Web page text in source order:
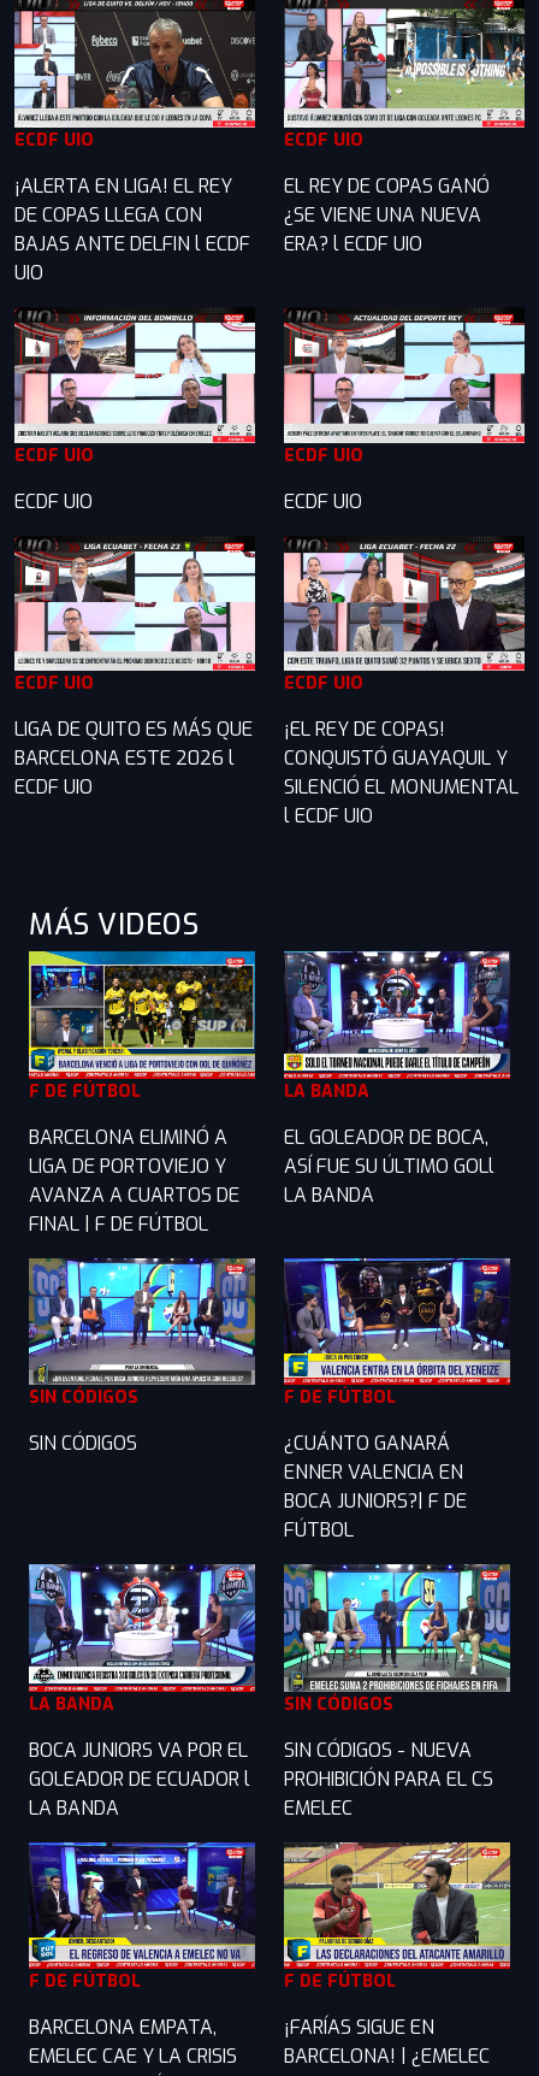
ECDF UIO
¡ALERTA EN LIGA! EL REY
DE COPAS LLEGA CON
BAJAS ANTE DELFIN l ECDF
UIO
ECDF UIO
EL REY DE COPAS GANÓ
¿SE VIENE UNA NUEVA
ERA? l ECDF UIO
ECDF UIO
ECDF UIO
ECDF UIO
ECDF UIO
ECDF UIO
LIGA DE QUITO ES MÁS QUE
BARCELONA ESTE 2026 l
ECDF UIO
ECDF UIO
¡EL REY DE COPAS!
CONQUISTÓ GUAYAQUIL Y
SILENCIÓ EL MONUMENTAL
l ECDF UIO
MÁS VIDEOS
F DE FÚTBOL
BARCELONA ELIMINÓ A
LIGA DE PORTOVIEJO Y
AVANZA A CUARTOS DE
FINAL | F DE FÚTBOL
LA BANDA
EL GOLEADOR DE BOCA,
ASÍ FUE SU ÚLTIMO GOLl
LA BANDA
SIN CÓDIGOS
SIN CÓDIGOS
F DE FÚTBOL
¿CUÁNTO GANARÁ
ENNER VALENCIA EN
BOCA JUNIORS?| F DE
FÚTBOL
LA BANDA
BOCA JUNIORS VA POR EL
GOLEADOR DE ECUADOR l
LA BANDA
SIN CÓDIGOS
SIN CÓDIGOS - NUEVA
PROHIBICIÓN PARA EL CS
EMELEC
F DE FÚTBOL
BARCELONA EMPATA,
EMELEC CAE Y LA CRISIS
F DE FÚTBOL
¡FARÍAS SIGUE EN
BARCELONA! | ¿EMELEC